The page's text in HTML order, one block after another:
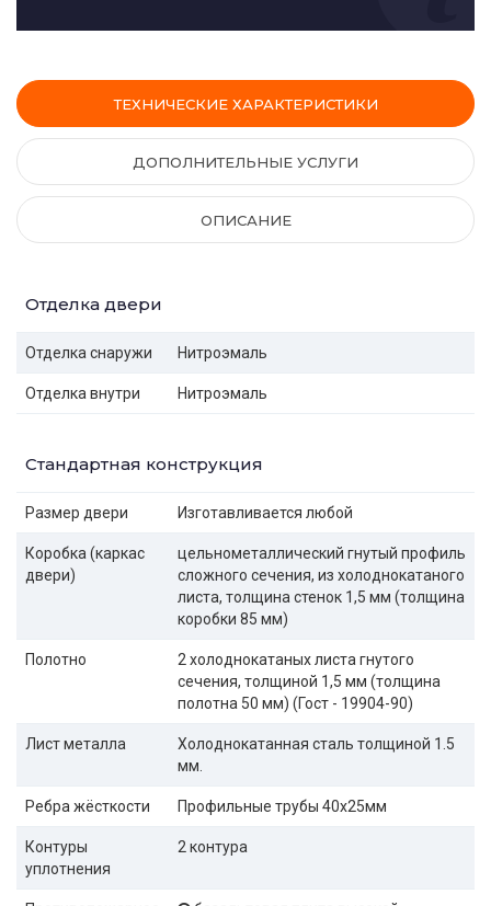
ТЕХНИЧЕСКИЕ ХАРАКТЕРИСТИКИ
ДОПОЛНИТЕЛЬНЫЕ УСЛУГИ
ОПИСАНИЕ
Отделка двери
Отделка снаружи Нитроэмаль
Отделка внутри Нитроэмаль
Стандартная конструкция
Размер двери Изготавливается любой
Коробка (каркас
двери)
цельнометаллический гнутый профиль
сложного сечения, из холоднокатаного
листа, толщина стенок 1,5 мм (толщина
коробки 85 мм)
Полотно
2 холоднокатаных листа гнутого
сечения, толщиной 1,5 мм (толщина
полотна 50 мм) (Гост - 19904-90)
Лист металла
Холоднокатанная сталь толщиной 1.5
мм.
Ребра жёсткости Профильные трубы 40х25мм
Контуры
уплотнения
2 контура